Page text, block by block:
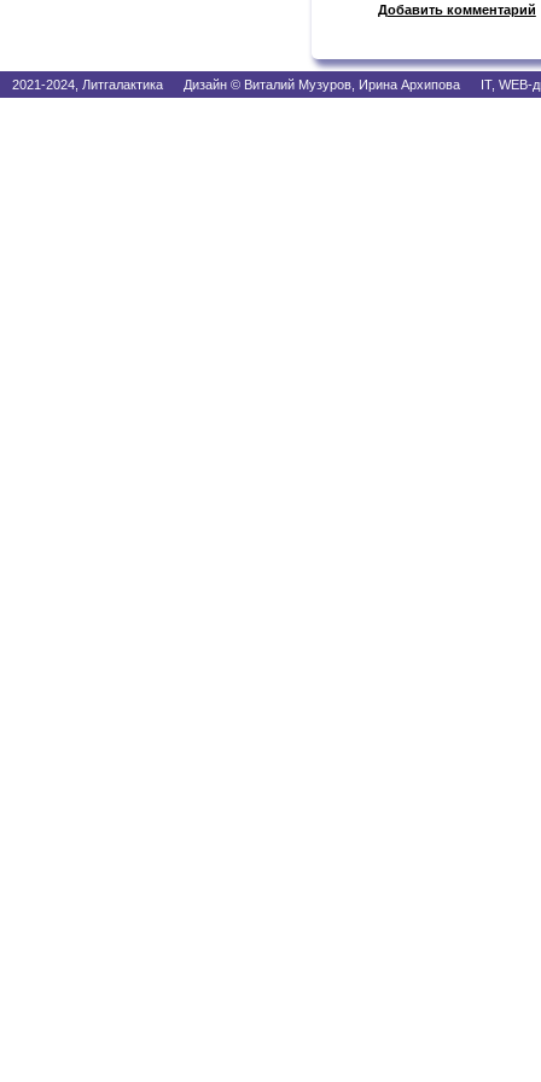
Добавить комментарий
2021-2024, Литгалактика Дизайн © Виталий Музуров, Ирина Архипова IT, WEB-